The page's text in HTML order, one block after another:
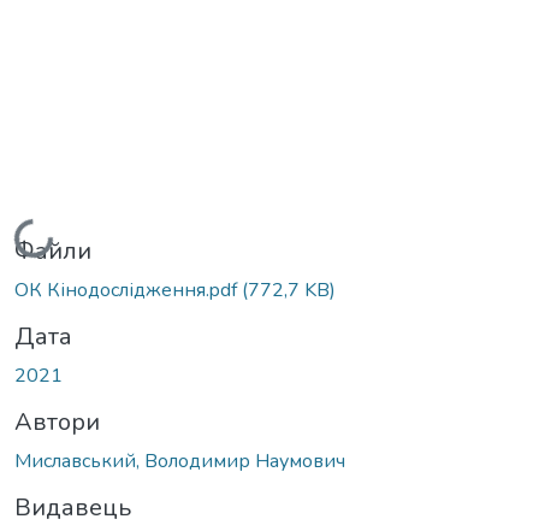
Вантажиться...
Файли
ОК Кінодослідження.pdf(772,7 KB)
Дата
2021
Автори
Миславський, Володимир Наумович
Видавець